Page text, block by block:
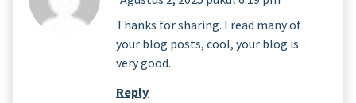
Thanks for sharing. I read many of
your blog posts, cool, your blog is
very good.
Reply